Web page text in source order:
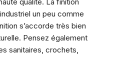
un peu comme
s’accorde très bien
Pensez également
sanitaires, crochets,